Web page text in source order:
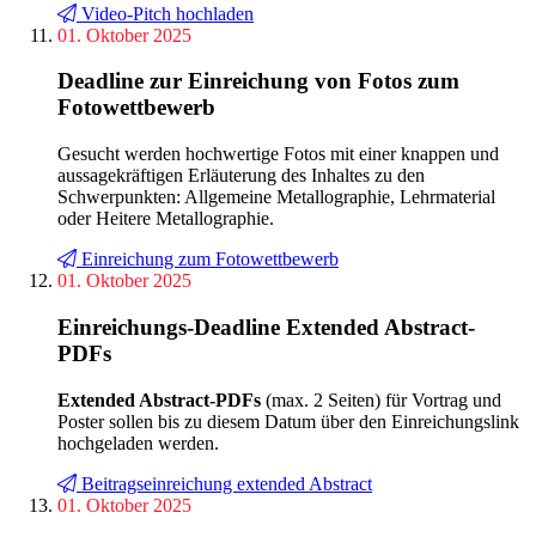
Video-Pitch hochladen
01. Oktober 2025
Deadline zur Einreichung von Fotos zum
Fotowettbewerb
Gesucht werden hochwertige Fotos mit einer knappen und
aussagekräftigen Erläuterung des Inhaltes zu den
Schwerpunkten: Allgemeine Metallographie, Lehrmaterial
oder Heitere Metallographie.
Einreichung zum Fotowettbewerb
01. Oktober 2025
Einreichungs-Deadline Extended Abstract-
PDFs
Extended Abstract-PDFs (max. 2 Seiten) für Vortrag und
Poster sollen bis zu diesem Datum über den Einreichungslink
hochgeladen werden.
Beitragseinreichung extended Abstract
01. Oktober 2025